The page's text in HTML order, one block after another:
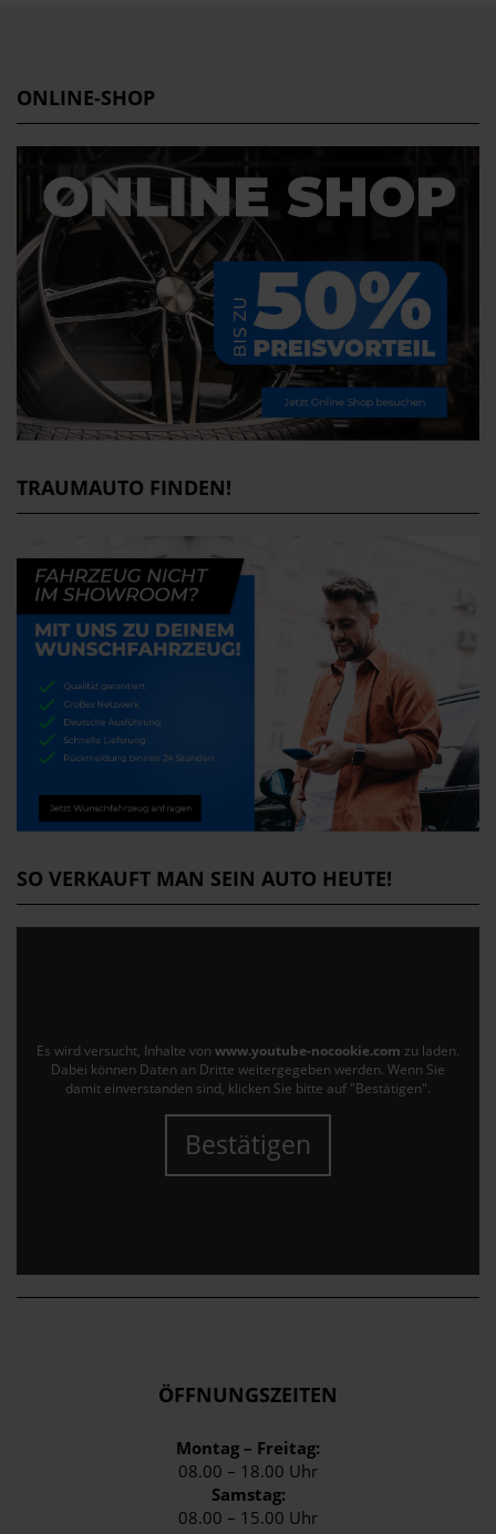
ONLINE-SHOP
TRAUMAUTO FINDEN!
SO VERKAUFT MAN SEIN AUTO HEUTE!
Es wird versucht, Inhalte von www.youtube-nocookie.com zu laden.
Dabei können Daten an Dritte weitergegeben werden. Wenn Sie
damit einverstanden sind, klicken Sie bitte auf "Bestätigen".
Bestätigen
ÖFFNUNGSZEITEN
Montag – Freitag:
08.00 – 18.00 Uhr
Samstag:
08.00 – 15.00 Uhr